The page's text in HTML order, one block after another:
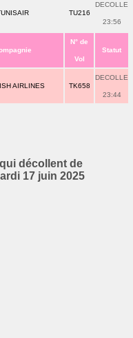
TU216
DECOLLE
23:56
N° de
Vol
Statut
AIRLINES TK658
DECOLLE
23:44
décollent de
17 juin 2025